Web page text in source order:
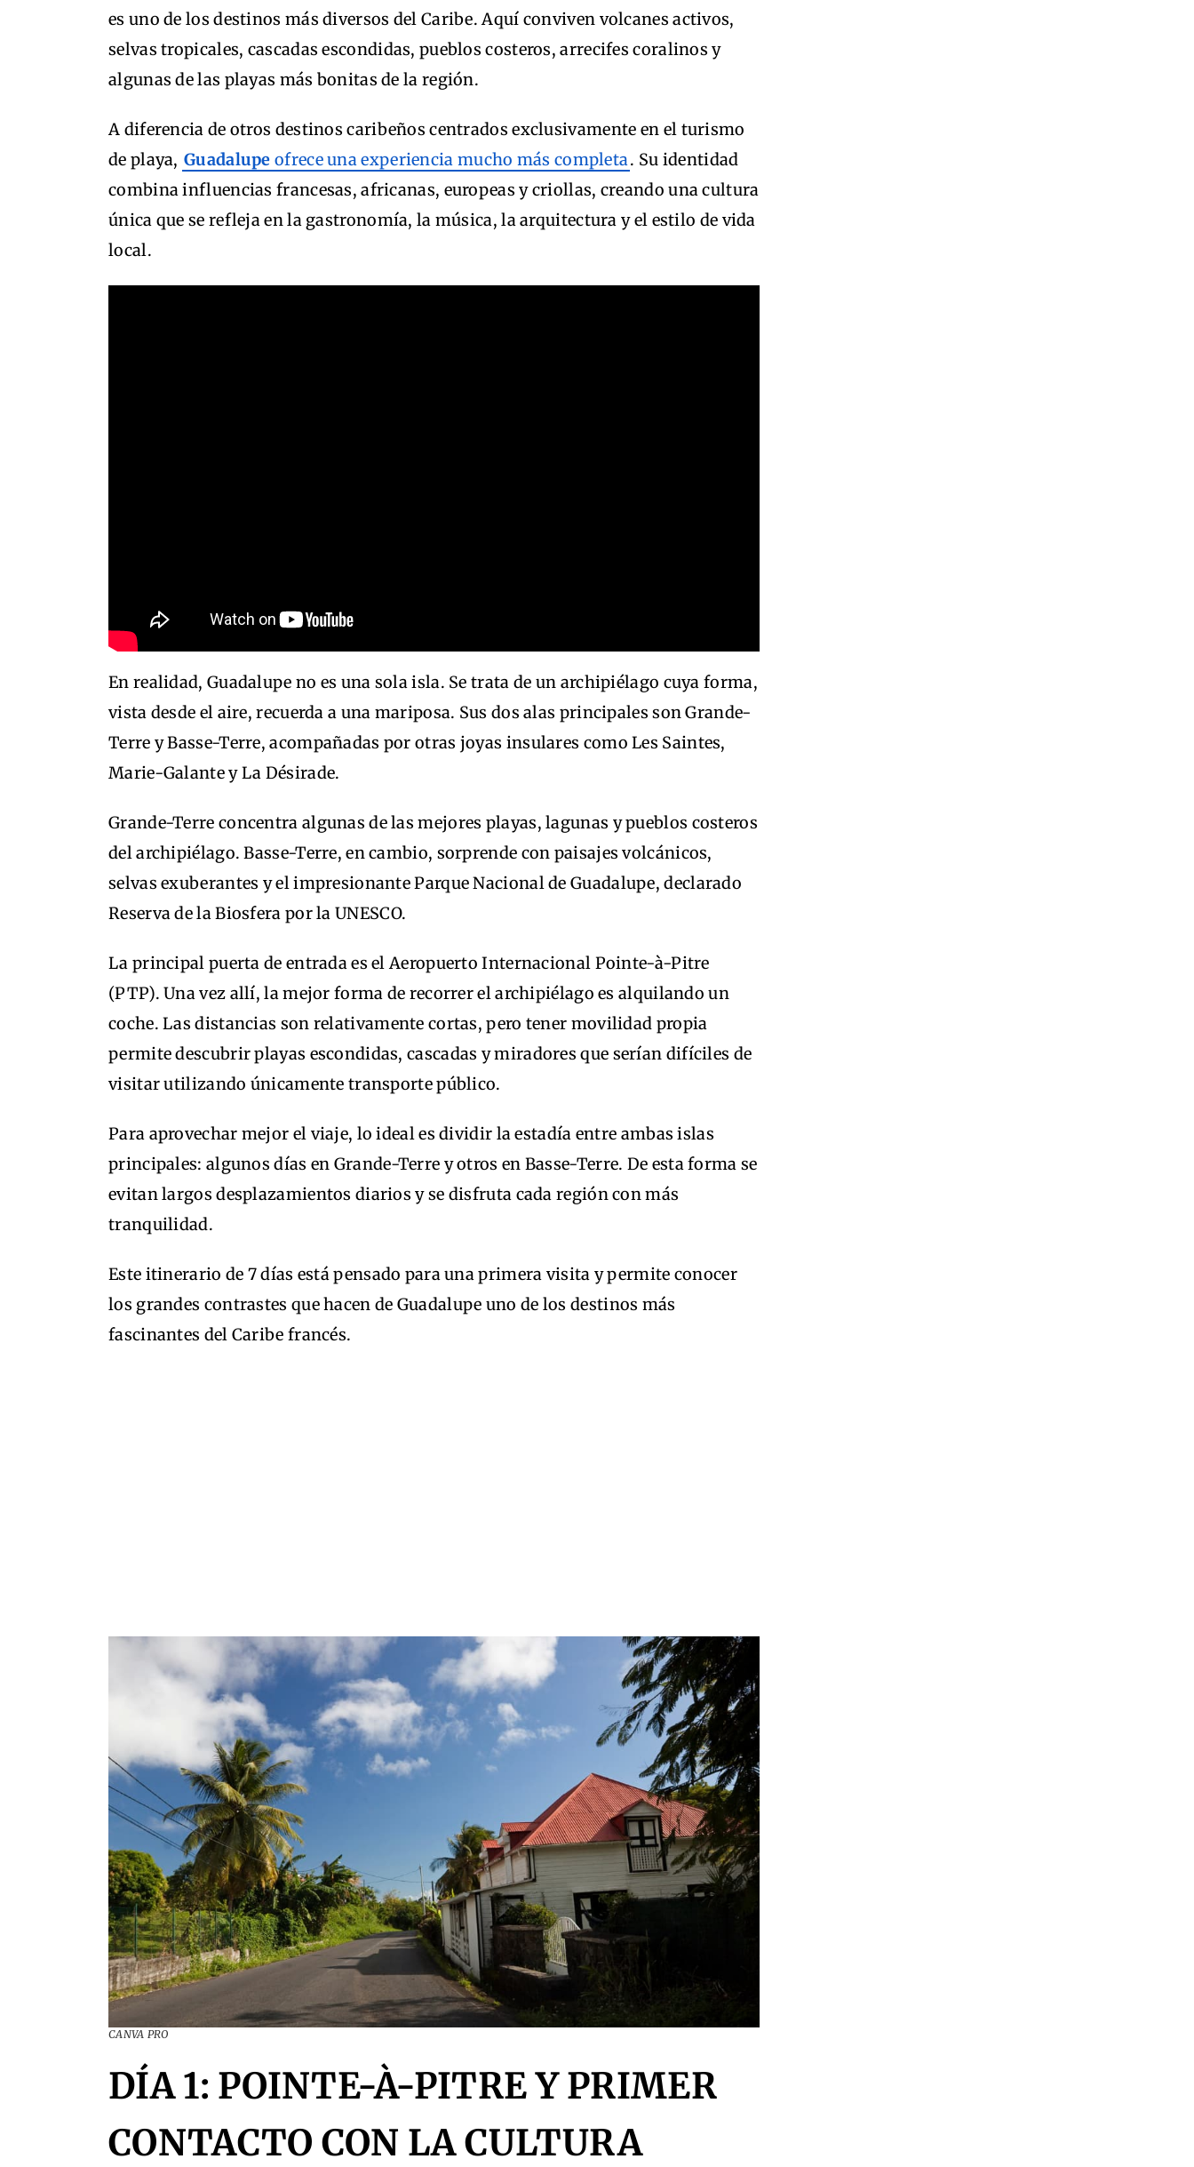
es uno de los destinos más diversos del Caribe. Aquí conviven volcanes activos,
selvas tropicales, cascadas escondidas, pueblos costeros, arrecifes coralinos y
algunas de las playas más bonitas de la región.
A diferencia de otros destinos caribeños centrados exclusivamente en el turismo
de playa, Guadalupe ofrece una experiencia mucho más completa. Su identidad
combina influencias francesas, africanas, europeas y criollas, creando una cultura
única que se refleja en la gastronomía, la música, la arquitectura y el estilo de vida
local.
En realidad, Guadalupe no es una sola isla. Se trata de un archipiélago cuya forma,
vista desde el aire, recuerda a una mariposa. Sus dos alas principales son Grande-
Terre y Basse-Terre, acompañadas por otras joyas insulares como Les Saintes,
Marie-Galante y La Désirade.
Grande-Terre concentra algunas de las mejores playas, lagunas y pueblos costeros
del archipiélago. Basse-Terre, en cambio, sorprende con paisajes volcánicos,
selvas exuberantes y el impresionante Parque Nacional de Guadalupe, declarado
Reserva de la Biosfera por la UNESCO.
La principal puerta de entrada es el Aeropuerto Internacional Pointe-à-Pitre
(PTP). Una vez allí, la mejor forma de recorrer el archipiélago es alquilando un
coche. Las distancias son relativamente cortas, pero tener movilidad propia
permite descubrir playas escondidas, cascadas y miradores que serían difíciles de
visitar utilizando únicamente transporte público.
Para aprovechar mejor el viaje, lo ideal es dividir la estadía entre ambas islas
principales: algunos días en Grande-Terre y otros en Basse-Terre. De esta forma se
evitan largos desplazamientos diarios y se disfruta cada región con más
tranquilidad.
Este itinerario de 7 días está pensado para una primera visita y permite conocer
los grandes contrastes que hacen de Guadalupe uno de los destinos más
fascinantes del Caribe francés.
CANVA PRO
DÍA 1: POINTE-À-PITRE Y PRIMER
CONTACTO CON LA CULTURA